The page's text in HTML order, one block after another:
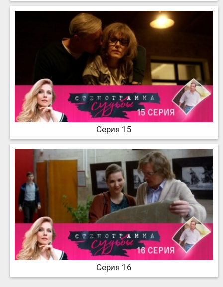
Серия 15
Серия 16